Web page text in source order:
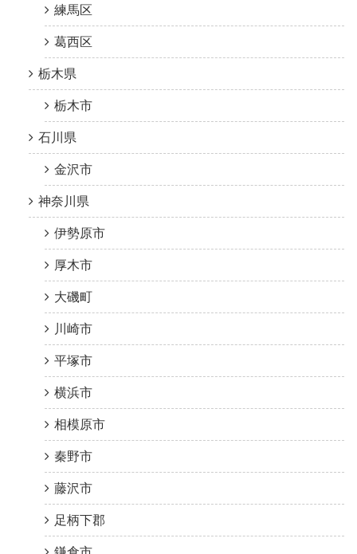
練馬区
葛西区
栃木県
栃木市
石川県
金沢市
神奈川県
伊勢原市
厚木市
大磯町
川崎市
平塚市
横浜市
相模原市
秦野市
藤沢市
足柄下郡